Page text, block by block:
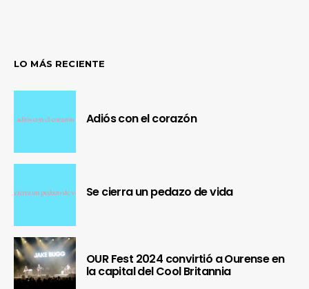
LO MÁS RECIENTE
Adiós con el corazón
Se cierra un pedazo de vida
OUR Fest 2024 convirtió a Ourense en
la capital del Cool Britannia